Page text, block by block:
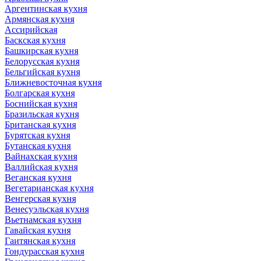
Аргентинская кухня
Армянская кухня
Ассирийская
Баскская кухня
Башкирская кухня
Белорусская кухня
Бельгийская кухня
Ближневосточная кухня
Болгарская кухня
Боснийская кухня
Бразильская кухня
Британская кухня
Бурятская кухня
Бутанская кухня
Вайнахская кухня
Валлийская кухня
Веганская кухня
Вегетарианская кухня
Венгерская кухня
Венесуэльская кухня
Вьетнамская кухня
Гавайская кухня
Гаитянская кухня
Гондурасская кухня